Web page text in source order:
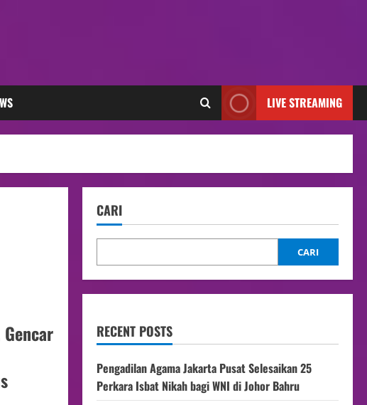
LIVE STREAMING
CARI
CARI
RECENT POSTS
Pengadilan Agama Jakarta Pusat Selesaikan 25
Perkara Isbat Nikah bagi WNI di Johor Bahru